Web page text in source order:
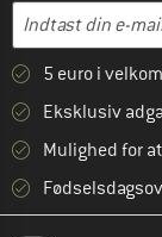
E-mail-adresse
Indtast din e-
5 euro i
Eksklusiv
Mulighed for